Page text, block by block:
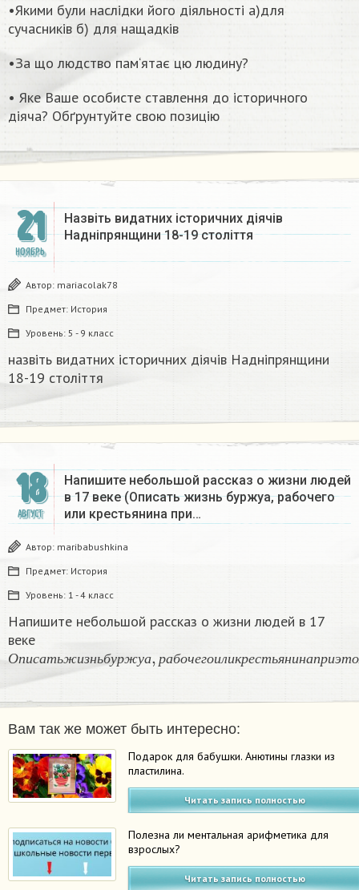
•Якими були наслідки його діяльності а)для
сучасників б) для нащадків
•За що людство пам‘ятає цю людину?
• Яке Ваше особисте ставлення до історичного
діяча? Обґрунтуйте свою позицію
21
НОЯБРЬ
Назвіть видатних історичних діячів
Надніпрянщини 18-19 століття​
Автор: mariacolak78
Предмет: История
Уровень: 5 - 9 класс
назвіть видатних історичних діячів Надніпрянщини
18-19 століття​
18
АВГУСТ
Напишите небольшой рассказ о жизни людей
в 17 веке (Описать жизнь буржуа, рабочего
или крестьянина при…
Автор: maribabushkina
Предмет: История
Уровень: 1 - 4 класс
Напишите небольшой рассказ о жизни людей в 17
веке
О п и с а т ь ж и з н ь б у р ж у а р а б о ч е г о ил икр е стьян ин апр иэт о
Опи ь б е
Вам так же может быть интересно:
Подарок для бабушки. Анютины глазки из
пластилина.
Читать запись полностью
Полезна ли ментальная арифметика для
взрослых?
Читать запись полностью